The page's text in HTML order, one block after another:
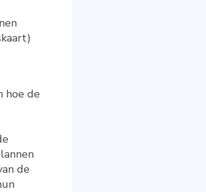
hoe de
de